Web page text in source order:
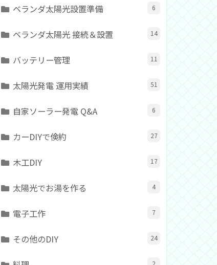
ベランダ太陽光設置準備 6
ベランダ太陽光 接続＆設置 14
バッテリー管理 11
太陽光発電 運用実績 51
自家ソーラー発電 Q&A 6
カーDIYで倹約 27
木工DIY 17
太陽光でお湯を作る 4
電子工作 7
その他のDIY 24